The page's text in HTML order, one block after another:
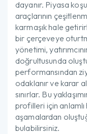
dayanır. Piyasa
araçlarının
karmaşık hale
bir çerçeveye
yönetimi,
doğrultusunda
performansından
odaklanır ve karar
sınırlar. Bu
profilleri için
aşamalardan
bulabilirsiniz.